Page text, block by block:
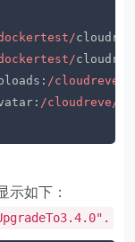
/cloudreve/u
/cloudreve/
示如下：